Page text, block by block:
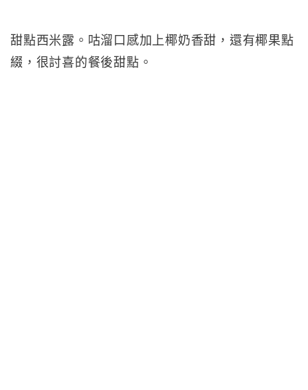
甜點西米露。咕溜口感加上椰奶香甜，還有椰果點
綴，很討喜的餐後甜點。